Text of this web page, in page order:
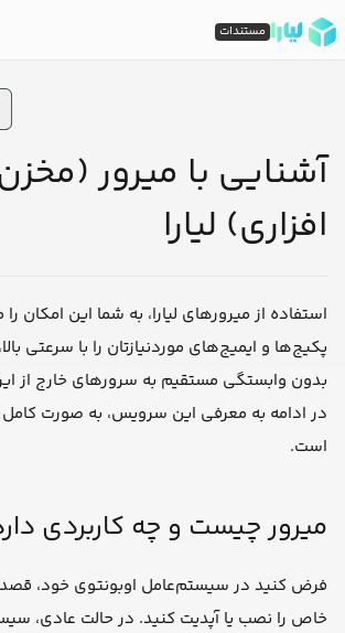
آشنایی با میرور
افزاری) لیارا
استفاده از میرورهای لیارا، به شما این امکان
پکیج‌ها و ایمیج‌های موردنیازتان را با سرعتی
بدون وابستگی مستقیم به سرورهای خارج از
در ادامه به معرفی این سرویس، به صورت
است.
میرور چیست و چه کاربردی
فرض کنید در سیستم‌عامل اوبونتوی خود،
خاص را نصب یا آپدیت کنید. در حالت عادی،
مستندات